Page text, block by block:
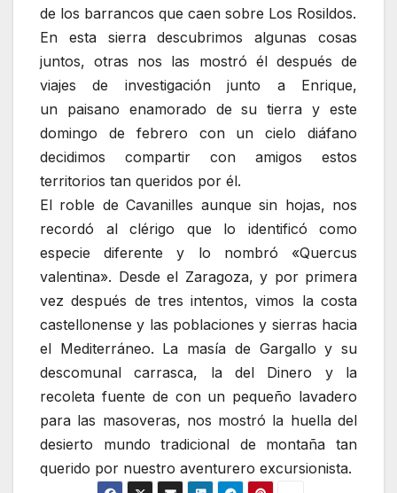
de los barrancos que caen sobre Los Rosildos.
En esta sierra descubrimos algunas cosas
juntos, otras nos las mostró él después de
viajes de investigación junto a Enrique,
un paisano enamorado de su tierra y este
domingo de febrero con un cielo diáfano
decidimos compartir con amigos estos
territorios tan queridos por él.
El roble de Cavanilles aunque sin hojas, nos
recordó al clérigo que lo identificó como
especie diferente y lo nombró «Quercus
valentina». Desde el Zaragoza, y por primera
vez después de tres intentos, vimos la costa
castellonense y las poblaciones y sierras hacia
el Mediterráneo. La masía de Gargallo y su
descomunal carrasca, la del Dinero y la
recoleta fuente de con un pequeño lavadero
para las masoveras, nos mostró la huella del
desierto mundo tradicional de montaña tan
querido por nuestro aventurero excursionista.